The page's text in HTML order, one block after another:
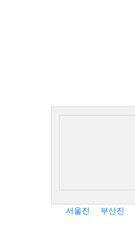
서울진 부산진